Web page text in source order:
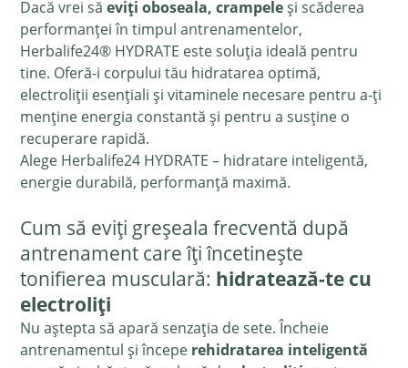
Dacă vrei săeviți oboseala, crampeleși scăderea
performanței în timpul antrenamentelor,
Herbalife24® HYDRATE este soluția ideală pentru
tine. Oferă-i corpului tău hidratarea optimă,
electroliții esențiali și vitaminele necesare pentru a-ți
menține energia constantă și pentru a susține o
recuperare rapidă.
Alege Herbalife24 HYDRATE – hidratare inteligentă,
energie durabilă, performanță maximă.
Cum să eviți greșeala frecventă după
antrenament care îți încetinește
tonifierea musculară: hidratează-te cu
electroliți
Nu aștepta să apară senzația de sete. Încheie
antrenamentul și începe rehidratarea inteligentă